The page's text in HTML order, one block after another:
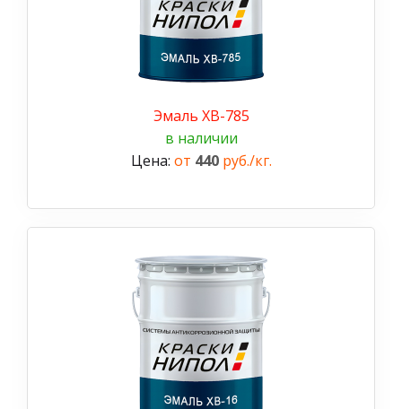
Эмаль ХВ-785
в наличии
Цена: от 440руб./кг.